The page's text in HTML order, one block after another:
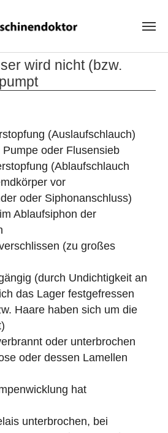
wird nicht (bzw.
(Auslaufschlauch)
oder Flusensieb
(Ablaufschlauch
vor
oder Siphonanschluss)
Ablaufsiphon der
(zu großes
(durch Undichtigkeit an
das Lager festgefressen
Haare haben sich um die
oder unterbrochen
oder dessen Lamellen
hat
unterbrochen, bei